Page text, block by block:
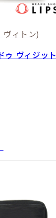
ヴィトン)
ゥ ヴィジット